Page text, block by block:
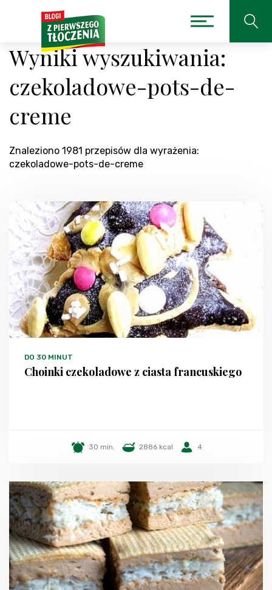
Wyniki wyszukiwania:
czekoladowe-pots-de-
creme
Znaleziono 1981 przepisów dla wyrażenia:
czekoladowe-pots-de-creme
DO 30 MINUT
Choinki czekoladowe z ciasta francuskiego
30 min. 2886 kcal 4